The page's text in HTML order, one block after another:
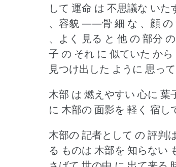
して 運命 は 不思議な いた
、容貌 ――骨 細 な 、顔 の
、よく 見る と 他 の 部分
子 の それ に 似ていた か
見つけ出した ように 思っ
木部 は 燃えやすい 心に 葉
に 木部の 面影を 軽く 宿し
木部の 記者として の 評判
る ものは 木部を 知らない